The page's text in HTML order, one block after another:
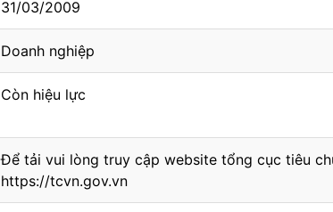
31/03/2009
Doanh nghiệp
Còn hiệu lực
Để tải vui lòng truy cập website tổng cục tiêu
https://tcvn.gov.vn